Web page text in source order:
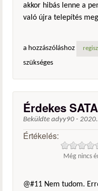
akkor hibás lenne a
való újra telepítés
a hozzászóláshoz
szükséges
Érdekes
Beküldte adyy90 -
Értékelés:
Még nincs
@#11 Nem tudom.